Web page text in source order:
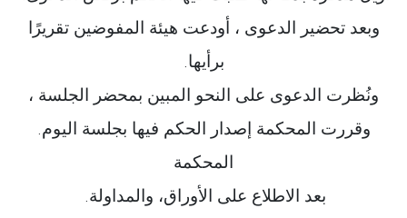
وبعد تحضير الدعوى ، أودعت هيئة المفوضين تقريرًا
برأيها.
ونُظرت الدعوى على النحو المبين بمحضر الجلسة ،
وقررت المحكمة إصدار الحكم فيها بجلسة اليوم.
المحكمة
بعد الاطلاع على الأوراق، والمداولة.